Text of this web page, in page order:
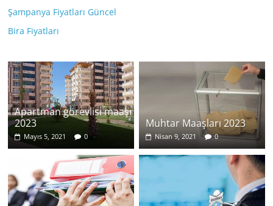
Şampanya Fiyatları Güncel
Bira Fiyatları
Apartman görevlisi maaşı
2023
Mayıs 5, 2021 0
Muhtar Maaşları 2023
Nisan 9, 2021 0